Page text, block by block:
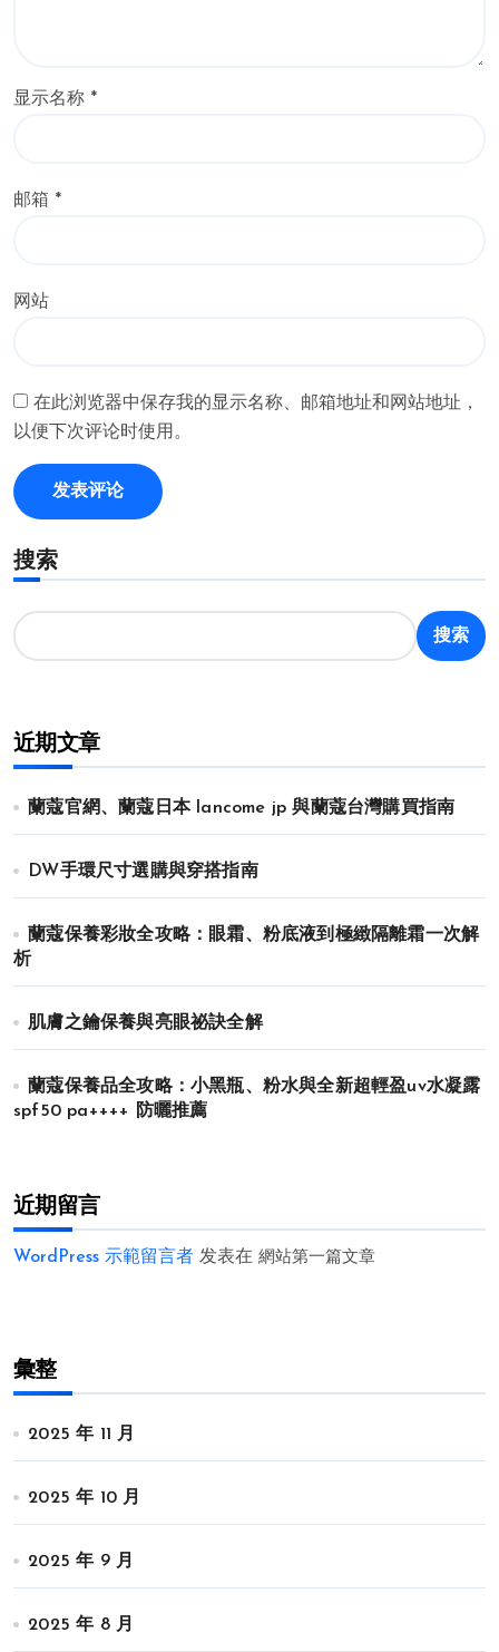
显示名称 *
邮箱 *
网站
在此浏览器中保存我的显示名称、邮箱地址和网站地址，
以便下次评论时使用。
搜索
搜索
近期文章
蘭蔻官網、蘭蔻日本 lancome jp 與蘭蔻台灣購買指南
DW手環尺寸選購與穿搭指南
蘭蔻保養彩妝全攻略：眼霜、粉底液到極緻隔離霜一次解
析
肌膚之鑰保養與亮眼祕訣全解
蘭蔻保養品全攻略：小黑瓶、粉水與全新超輕盈uv水凝露
spf50 pa++++ 防曬推薦
近期留言
WordPress 示範留言者 发表在 網站第一篇文章
彙整
2025 年 11 月
2025 年 10 月
2025 年 9 月
2025 年 8 月